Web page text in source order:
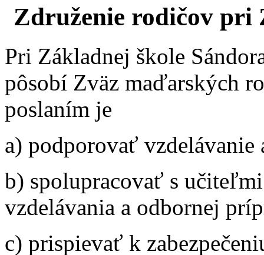
Združenie rodičov pri
Pri Základnej škole
pôsobí Zväz maďarských
poslaním je
a) podporovať
b) spolupracovať s
vzdelávania a odbornej
c) prispievať k